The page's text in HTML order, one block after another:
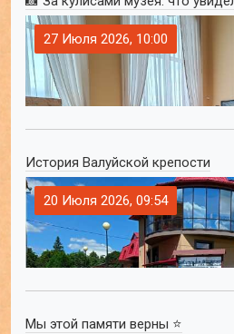
27 Июля 2026, 10:00
История Валуйской крепости
20 Июля 2026, 09:54
Мы этой памяти верны ⭐